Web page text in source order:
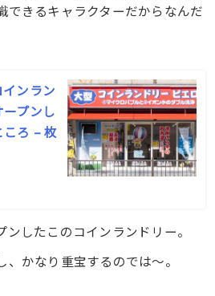
できるキャラクターだからなんだ
ンラン
プンし
ろ – 枚
したこのコインランドリー。
、かなり重宝するのでは〜。